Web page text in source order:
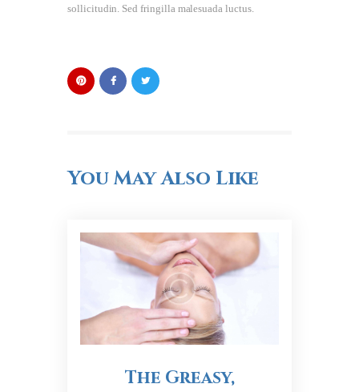
sollicitudin. Sed fringilla malesuada luctus.
You May Also Like
The Greasy,